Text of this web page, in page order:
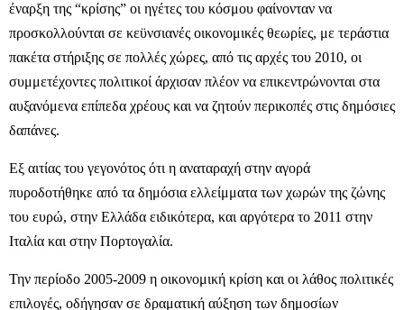
έναρξη της “κρίσης” οι ηγέτες του κόσμου φαίνονταν να
προσκολλούνται σε κεϋνσιανές οικονομικές θεωρίες, με τεράστια
πακέτα στήριξης σε πολλές χώρες, από τις αρχές του 2010, οι
συμμετέχοντες πολιτικοί άρχισαν πλέον να επικεντρώνονται στα
αυξανόμενα επίπεδα χρέους και να ζητούν περικοπές στις δημόσιες
δαπάνες.
Εξ αιτίας του γεγονότος ότι η αναταραχή στην αγορά
πυροδοτήθηκε από τα δημόσια ελλείμματα των χωρών της ζώνης
του ευρώ, στην Ελλάδα ειδικότερα, και αργότερα το 2011 στην
Ιταλία και στην Πορτογαλία.
Την περίοδο 2005-2009 η οικονομική κρίση και οι λάθος πολιτικές
επιλογές, οδήγησαν σε δραματική αύξηση των δημοσίων